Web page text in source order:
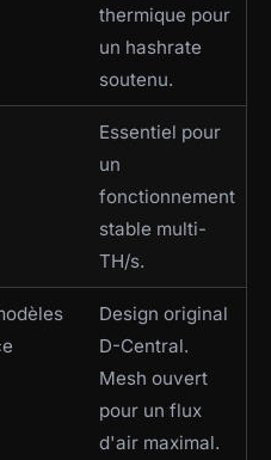
thermique pour
un hashrate
soutenu.
Essentiel pour
un
fonctionnement
stable multi-
TH/s.
Design original
D-Central.
Mesh ouvert
pour un flux
d'air maximal.